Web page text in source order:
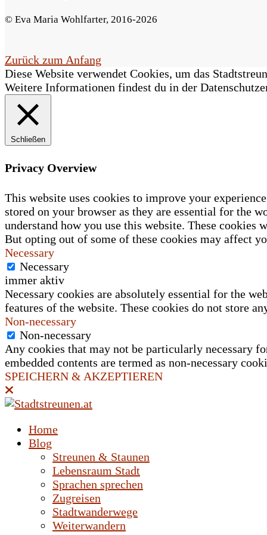
d
l
e
r
© Eva Maria Wohlfarter, 2016-2026
Zurück zum Anfang
Diese Website verwendet Cookies, um das
Weitere Informationen findest du in der
Schließen
Privacy Overview
This website uses cookies to improve your
stored on your browser as they are essential for the
understand how you use this website. These
But opting out of some of these cookies may affect
Necessary
Necessary
immer aktiv
Necessary cookies are absolutely essential for the
features of the website. These cookies do not store
Non-necessary
Non-necessary
Any cookies that may not be particularly necessary
embedded contents are termed as non-necessary
SPEICHERN & AKZEPTIEREN
Home
Blog
Streunen & Staunen
Lebensraum Stadt
Sprachen sprechen
Zugreisen
Stadtwanderwege
Weiterwandern